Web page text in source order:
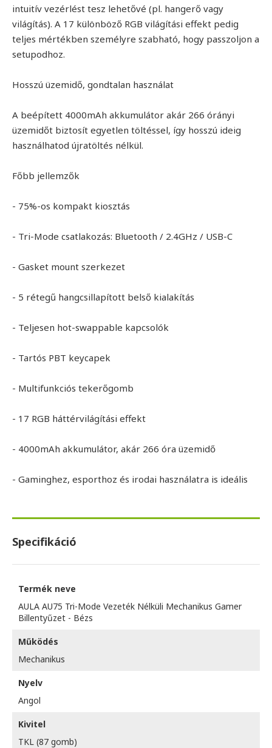
intuitív vezérlést tesz lehetővé (pl. hangerő vagy
világítás). A 17 különböző RGB világítási effekt pedig
teljes mértékben személyre szabható, hogy passzoljon a
setupodhoz.
Hosszú üzemidő, gondtalan használat
A beépített 4000mAh akkumulátor akár 266 órányi
üzemidőt biztosít egyetlen töltéssel, így hosszú ideig
használhatod újratöltés nélkül.
Főbb jellemzők
- 75%-os kompakt kiosztás
- Tri-Mode csatlakozás: Bluetooth / 2.4GHz / USB-C
- Gasket mount szerkezet
- 5 rétegű hangcsillapított belső kialakítás
- Teljesen hot-swappable kapcsolók
- Tartós PBT keycapek
- Multifunkciós tekerőgomb
- 17 RGB háttérvilágítási effekt
- 4000mAh akkumulátor, akár 266 óra üzemidő
- Gaminghez, esporthoz és irodai használatra is ideális
Specifikáció
Termék neve
AULA AU75 Tri-Mode Vezeték Nélküli Mechanikus Gamer
Billentyűzet - Bézs
Működés
Mechanikus
Nyelv
Angol
Kivitel
TKL (87 gomb)